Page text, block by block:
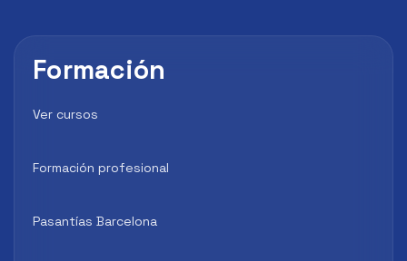
Formación
Ver cursos
Formación profesional
Pasantías Barcelona